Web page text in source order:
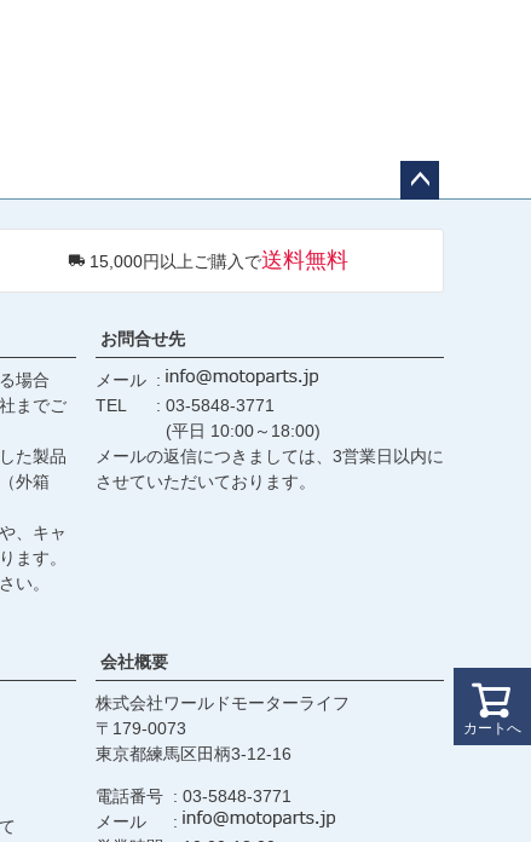
カートへ
へ
15,000円以上ご購入で送料無料
場合
までご
た製品
外箱
、キャ
ます。
い。
お問合せ先
メール
TEL
03-5848-3771
(平日 10:00～18:00)
メールの返信につきましては、3営業日以内に
させていただいております。
会社概要
株式会社ワールドモーターライフ
179-0073
東京都練馬区田柄3-12-16
電話番号
03-5848-3771
メール